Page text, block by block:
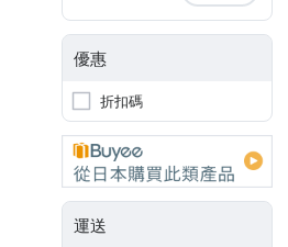
優惠
折扣碼
運送